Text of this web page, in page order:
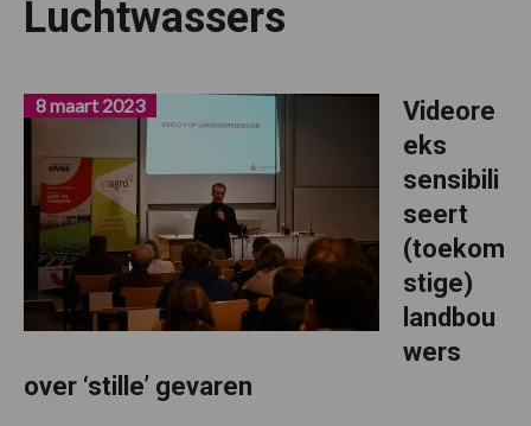
Luchtwassers
Videore
eks
sensibili
seert
(toekom
stige)
landbou
wers
over ‘stille’ gevaren
8 maart 2023